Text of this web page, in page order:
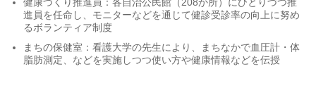
健康づくり推進員：各自治公民館（208か所）にひとりづつ推
進員を任命し、モニターなどを通じて健診受診率の向上に努め
るボランティア制度
まちの保健室：看護大学の先生により、まちなかで血圧計・体
脂肪測定、などを実施しつつ使い方や健康情報などを伝授